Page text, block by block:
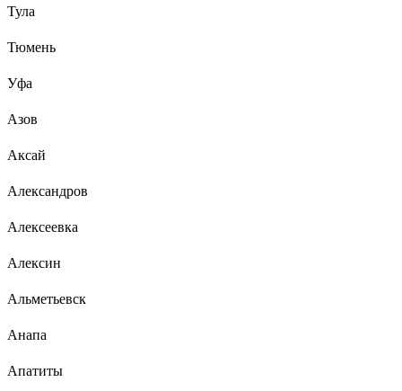
Тула
Тюмень
Уфа
Азов
Аксай
Александров
Алексеевка
Алексин
Альметьевск
Анапа
Апатиты